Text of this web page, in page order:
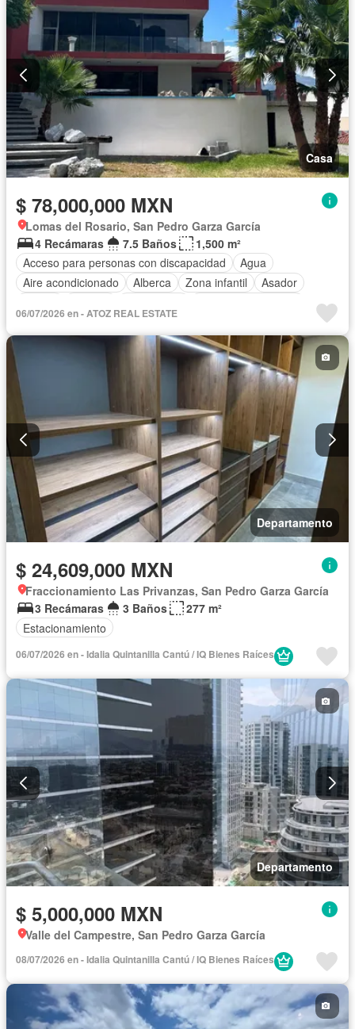
Casa
$ 78,000,000 MXN
Lomas del Rosario, San Pedro Garza García
4 Recámaras
7.5 Baños
1,500 m²
Acceso para personas con discapacidad
Agua
Aire acondicionado
Alberca Zona infantil
Asador
Circuito cerrado de televisión
Cocina integral
Cuarto de servicio
Electricidad
Estacionamiento
Gas natural Jacuzzi
Jardín
Seguridad
Vista panorámica
Zonas verdes
06/07/2026 en - ATOZ REAL ESTATE
Departamento
$ 24,609,000 MXN
Fraccionamiento Las Privanzas, San Pedro Garza García
3 Recámaras
3 Baños
277 m²
Estacionamiento
06/07/2026 en - Idalia Quintanilla Cantú / IQ Bienes Raíces
Departamento
$ 5,000,000 MXN
Valle del Campestre, San Pedro Garza García
08/07/2026 en - Idalia Quintanilla Cantú / IQ Bienes Raíces